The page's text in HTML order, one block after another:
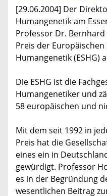
[29.06.2004] Der
Humangenetik am
Professor Dr.
Preis der
Humangenetik (ESHG)
Die ESHG ist die
Humangenetiker und
58 europäischen und
Mit dem seit 1992 in
Preis hat die
eines ein in
gewürdigt. Professor
es in der Begründung
wesentlichen Beitrag